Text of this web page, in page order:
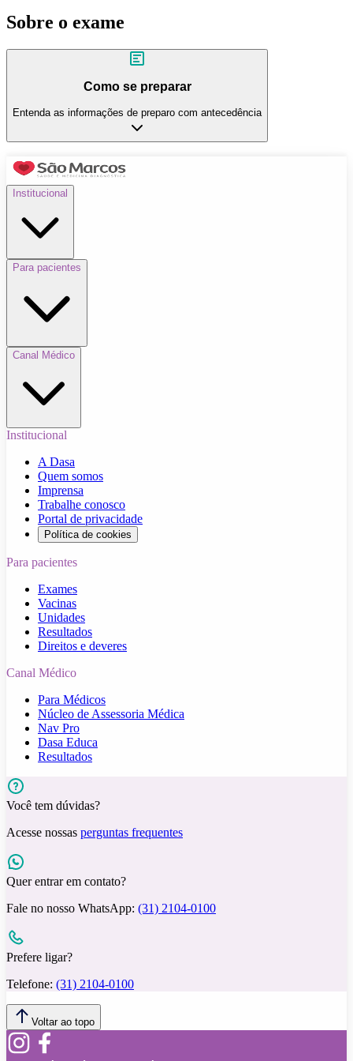
Sobre o exame
Como se preparar
Entenda as informações de preparo com antecedência
Institucional
Para pacientes
Canal Médico
Institucional
A Dasa
Quem somos
Imprensa
Trabalhe conosco
Portal de privacidade
Política de cookies
Para pacientes
Exames
Vacinas
Unidades
Resultados
Direitos e deveres
Canal Médico
Para Médicos
Núcleo de Assessoria Médica
Nav Pro
Dasa Educa
Resultados
Você tem dúvidas?
Acesse nossas perguntas frequentes
Quer entrar em contato?
Fale no nosso WhatsApp: (31) 2104-0100
Prefere ligar?
Telefone: (31) 2104-0100
Voltar ao topo